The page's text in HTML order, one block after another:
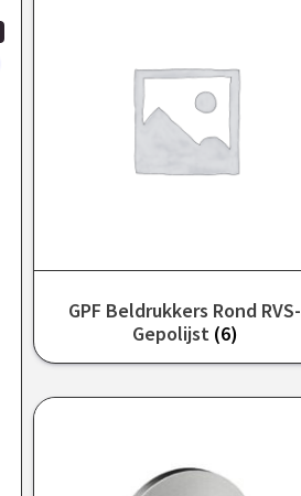
GPF Beldrukkers Rond RVS-
Gepolijst (6)